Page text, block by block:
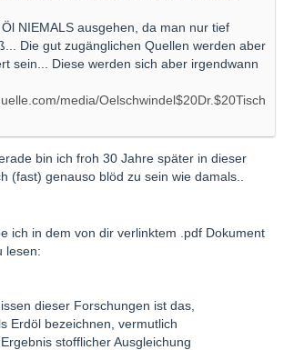
NIEMALS ausgehen, da man nur tief
Die gut zugänglichen Quellen werden aber
sein... Diese werden sich aber irgendwann
media/Oelschwindel$20Dr.$20Tisch
bin ich froh 30 Jahre später in dieser
(fast) genauso blöd zu sein wie damals..
ich in dem von dir verlinktem .pdf Dokument
lesen:
dieser Forschungen ist das,
Erdöl bezeichnen, vermutlich
stofflicher Ausgleichung